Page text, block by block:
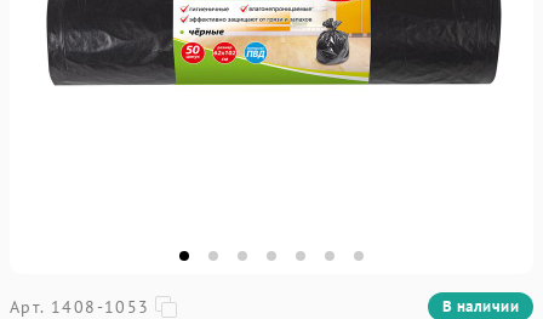
Арт. 1408-1053 В наличии